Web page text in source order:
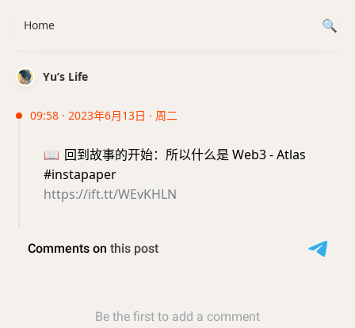
Yu’s Life
09:58 · 2023年6月13日 · 周二
📖 回到故事的开始：所以什么是 Web3 - Atlas
#instapaper
https://ift.tt/WEvKHLN
Home